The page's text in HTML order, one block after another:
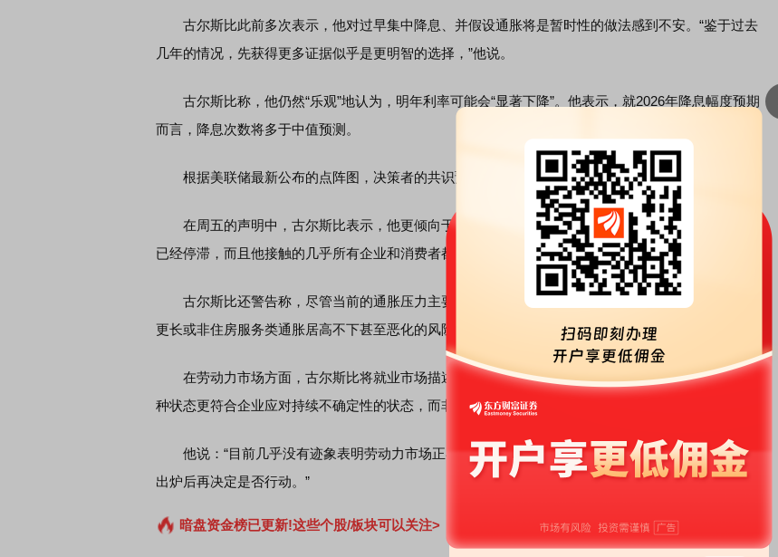
古尔斯比此前多次表示，他对过早集中降息、并假设通胀将是暂时性的做法感到不安。“鉴于过去
几年的情况，先获得更多证据似乎是更明智的选择，”他说。
古尔斯比称，他仍然“乐观”地认为，明年利率可能会“显著下降”。他表示，就2026年降息幅度预期
而言，降息次数将多于中值预测。
根据美联储最新公布的点阵图，决策者的共识预测显示明年只会有一次25个基点的降息。
在周五的声明中，古尔斯比表示，他更倾向于收集更多通胀数据，因为过去数月通胀回落的进展
已经停滞，而且他接触的几乎所有企业和消费者都将物价视为主要担忧。
古尔斯比还警告称，尽管当前的通胀压力主要来自关税，且可能是暂时性的，但仍存在持续时间
更长或非住房服务类通胀居高不下甚至恶化的风险。
在劳动力市场方面，古尔斯比将就业市场描述为“温和降温”、呈现一种“低招聘/低裁员”的局面，这
种状态更符合企业应对持续不确定性的状态，而非经济放缓的特征。
他说：“目前几乎没有迹象表明劳动力市场正在快速恶化，以至于我们甚至无法等到明年年初数据
出炉后再决定是否行动。”
暗盘资金榜已更新!这些个股/板块可以关注>